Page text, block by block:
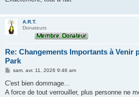
A.R.T.
Donateurs
Re: Changements Importants à Venir
Park
M
s
a
sam. avr. 11, 2026 9:46 am
C'est bien dommage...
A force de tout verrouiller, plus personne ne